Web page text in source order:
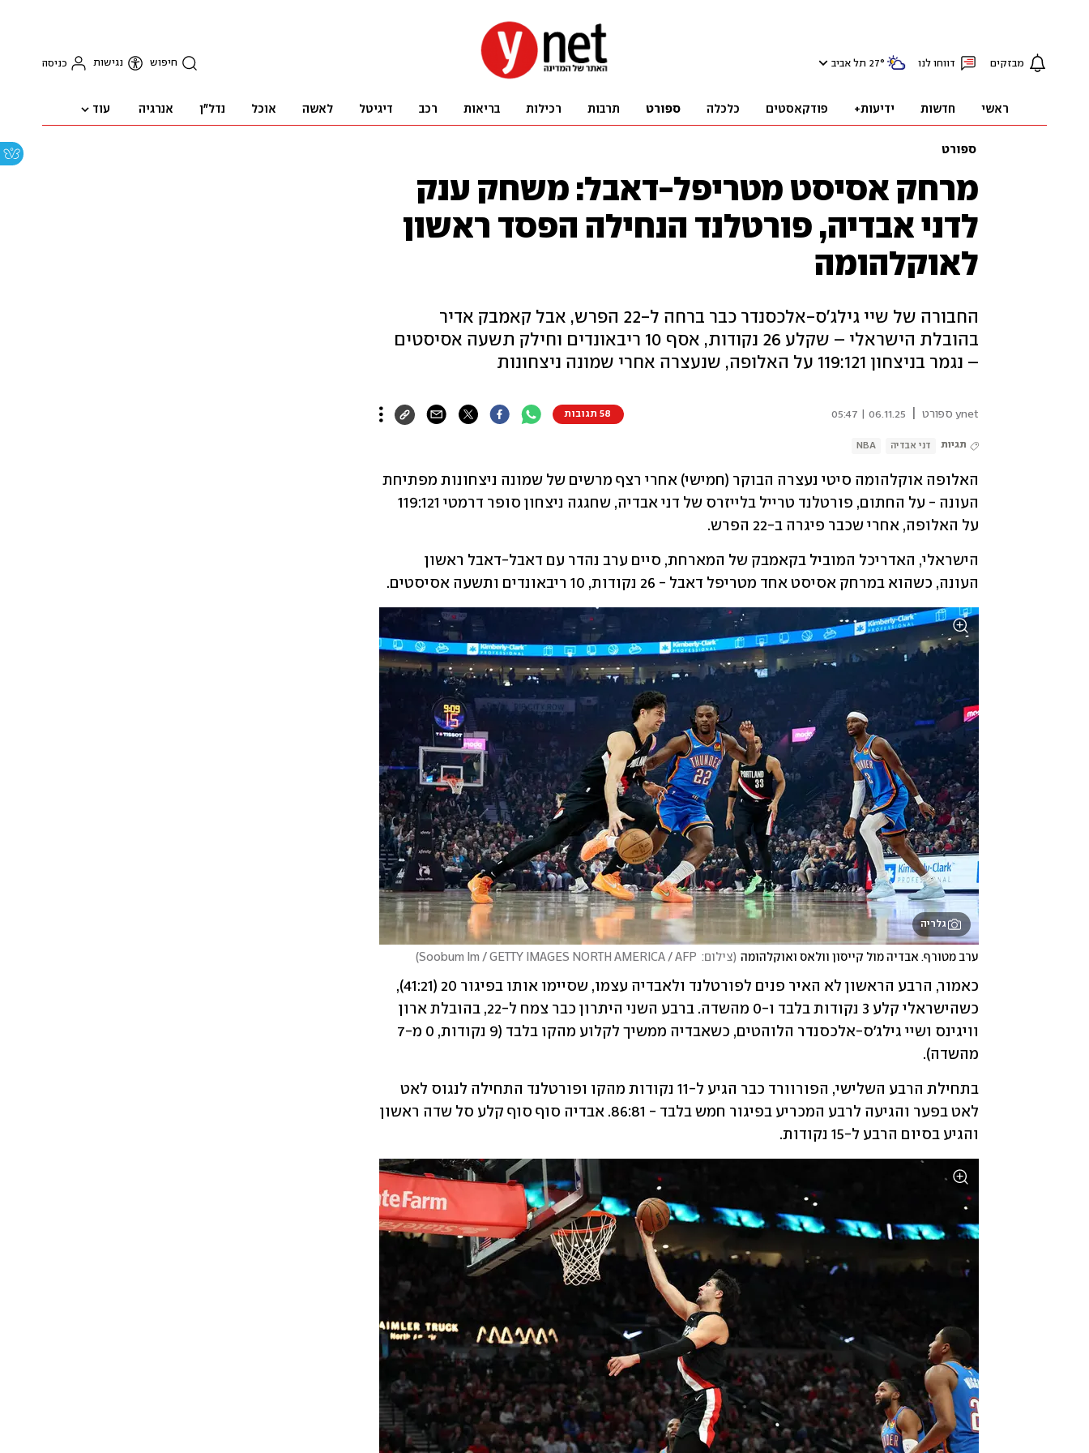
מבזקים דווחו לנו 27° תל אביב חיפוש נגישות כניסה
ראשי חדשות ידיעות+ פודקאסטים כלכלה ספורט תרבות רכילות בריאות רכב דיגיטל לאשה אוכל נדל"ן אנרגיה עוד
ספורט
מרחק אסיסט מטריפל-דאבל: משחק ענק
לדני אבדיה, פורטלנד הנחילה הפסד ראשון
לאוקלהומה
החבורה של שיי גילג'ס-אלכסנדר כבר ברחה ל-22 הפרש, אבל קאמבק אדיר
בהובלת הישראלי – שקלע 26 נקודות, אסף 10 ריבאונדים וחילק תשעה אסיסטים
– נגמר בניצחון 119:121 על האלופה, שנעצרה אחרי שמונה ניצחונות
ynet ספורט 06.11.25 | 05:47 58 תגובות
תגיות דני אבדיה NBA
על האלופה, אחרי שכבר פיגרה ב-22 הפרש.
העונה, כשהוא במרחק אסיסט אחד מטריפל דאבל - 26 נקודות, 10 ריבאונדים ותשעה אסיסטים.
גלריה
ערב מטורף. אבדיה מול קייסון וולאס ואוקלהומה (צילום:  Soobum Im / GETTY IMAGES NORTH AMERICA / AFP )
מהשדה).
והגיע בסיום הרבע ל-15 נקודות.